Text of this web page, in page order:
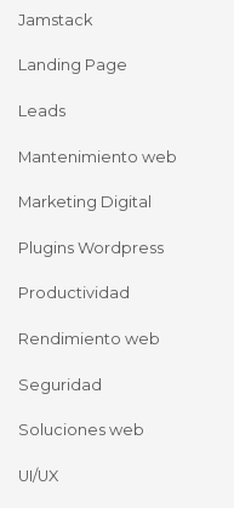
Jamstack
Landing Page
Leads
Mantenimiento web
Marketing Digital
Plugins Wordpress
Productividad
Rendimiento web
Seguridad
Soluciones web
UI/UX